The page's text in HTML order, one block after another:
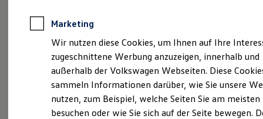
Anpfiff zum Gewinn
Elektroautos
ID. Tutorials
Elektrofahrzeugkonzepte
Reichweite
Reichweite der ID. Modelle
Reichweite im Winter
Probefahrt vereinbaren
Marketing
Wir nutzen diese Cookies, um Ihnen auf Ihre
zugeschnittene Werbung anzuzeigen, innerhalb und
außerhalb der Volkswagen Webseiten. Diese
sammeln Informationen darüber, wie Sie unsere
nutzen, zum Beispiel, welche Seiten Sie am meisten
besuchen oder wie Sie sich auf der Seite bewegen.